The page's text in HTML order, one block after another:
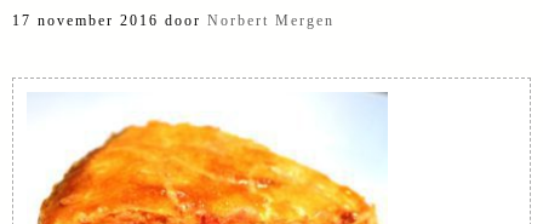
17 november 2016 door Norbert Mergen